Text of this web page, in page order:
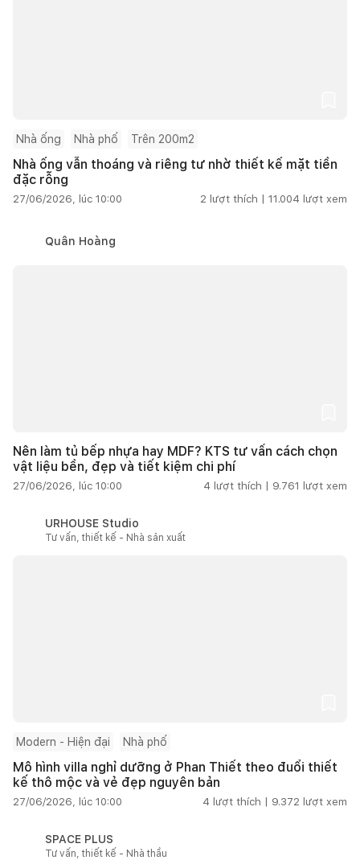
Nhà ống Nhà phố Trên 200m2
Nhà ống vẫn thoáng và riêng tư nhờ thiết kế mặt tiền
đặc rỗng
27/06/2026, lúc 10:00 2 lượt thích | 11.004 lượt xem
Quân Hoàng
Nên làm tủ bếp nhựa hay MDF? KTS tư vấn cách chọn
vật liệu bền, đẹp và tiết kiệm chi phí
27/06/2026, lúc 10:00 4 lượt thích | 9.761 lượt xem
URHOUSE Studio
Tư vấn, thiết kế - Nhà sản xuất
Modern - Hiện đại Nhà phố
Mô hình villa nghỉ dưỡng ở Phan Thiết theo đuổi thiết
kế thô mộc và vẻ đẹp nguyên bản
27/06/2026, lúc 10:00 4 lượt thích | 9.372 lượt xem
SPACE PLUS
Tư vấn, thiết kế - Nhà thầu